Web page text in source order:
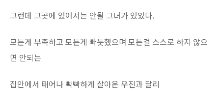
그런데 그곳에 있어서는 안될 그녀가 있었다.
모든게 부족하고 모든게 빠듯했으며 모든걸 스스로 하지 않으
면 안되는
집안에서 태어나 빡빡하게 살아온 우진과 달리